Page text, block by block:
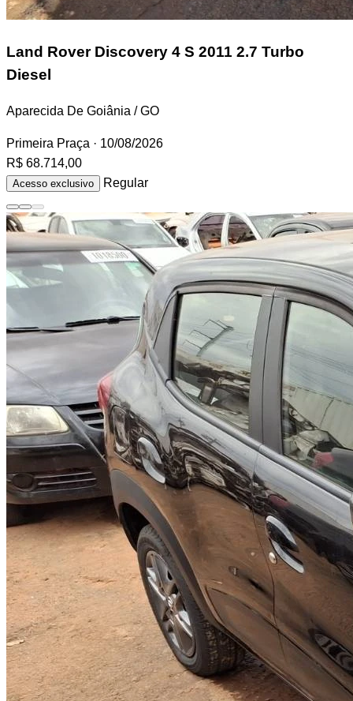
Land Rover Discovery 4 S 2011 2.7 Turbo
Diesel
Aparecida De Goiânia / GO
Primeira Praça · 10/08/2026
R$ 68.714,00
Acesso exclusivo Regular